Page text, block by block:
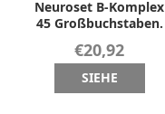
Neuroset B-Komplex
45 Großbuchstaben.
€20,92
SIEHE